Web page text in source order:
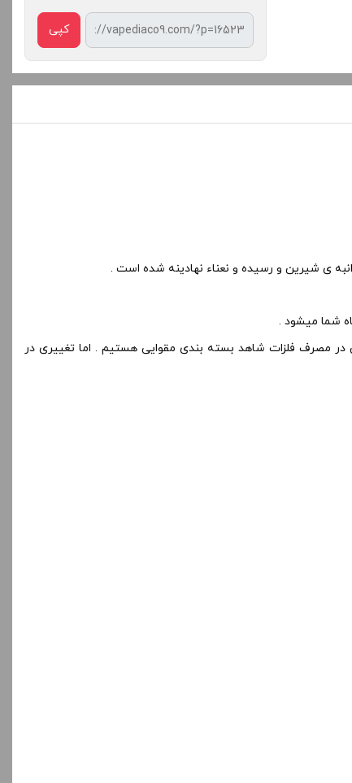
کپی
ی شیرین و رسیده و نعناء نهادینه شده است .
شما میشود .
مصرف فلزات شاهد بسته بندی مقوایی هستیم . اما تغییری در